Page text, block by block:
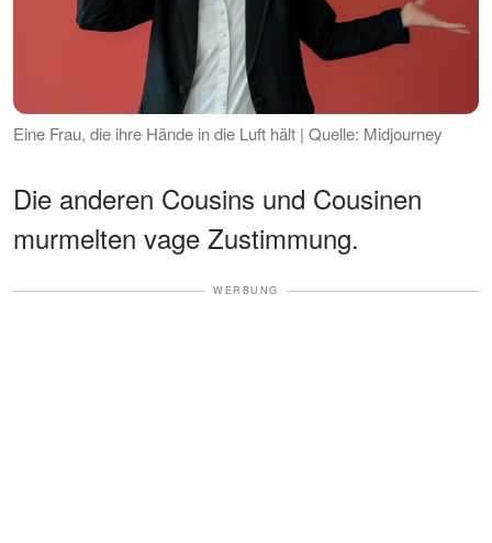
Eine Frau, die ihre Hände in die Luft hält | Quelle: Midjourney
Die anderen Cousins und Cousinen
murmelten vage Zustimmung.
WERBUNG